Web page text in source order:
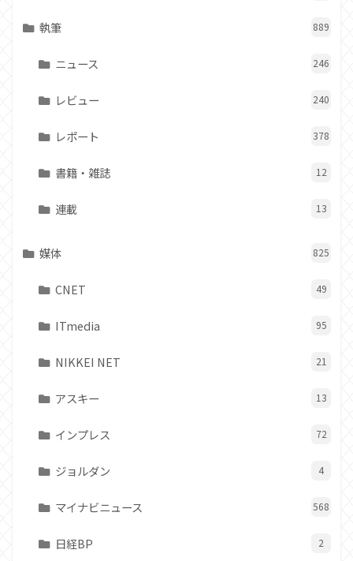
執筆 889
ニュース 246
レビュー 240
レポート 378
書籍・雑誌 12
連載 13
媒体 825
CNET 49
ITmedia 95
NIKKEI NET 21
アスキー 13
インプレス 72
ジョルダン 4
マイナビニュース 568
日経BP 2